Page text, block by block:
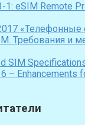
1: eSIM Remote
«Телефонные
Требования и
SIM
– Enhancements